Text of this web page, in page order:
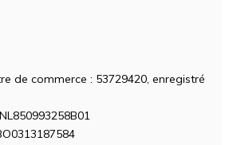
de commerce : 53729420, enregistré